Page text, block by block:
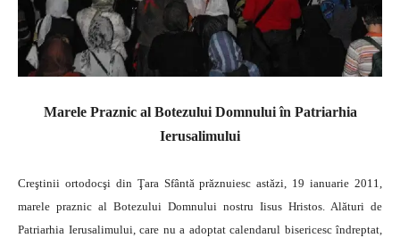
Marele Praznic al Botezului Domnului în Patriarhia
Ierusalimului
Creştinii ortodocşi din Ţara Sfântă prăznuiesc astăzi, 19 ianuarie 2011,
marele praznic al Botezului Domnului nostru Iisus Hristos. Alături de
Patriarhia Ierusalimului, care nu a adoptat calendarul bisericesc îndreptat,